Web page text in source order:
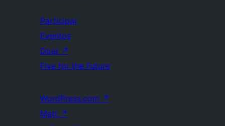
Participar
Eventos
Doar ↗
Five for the Future
WordPress.com ↗
Matt ↗